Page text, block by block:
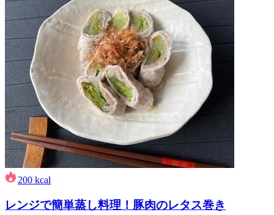
200 kcal
レンジで簡単蒸し料理！豚肉のレタス巻き